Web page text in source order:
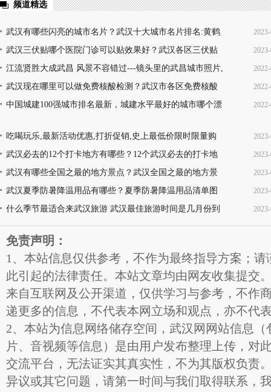
频道精选
武汉有哪些闪亮的城市名片？武汉十大城市名片排名:黄鹤
楼热干面无人不知无人不晓
武汉三伏贴哪个医院门诊可以贴效果好？武汉各区三伏贴
医院门诊名单地址(就诊时间+门诊地点+价格查询+预
江流贤胜大成武昌 风景不容错过---镜头里的武昌城市照片,
韵味十足又充满活力
武汉现在哪里可以做免费核酸检测？武汉市各区免费核酸
检测地点位置咨询电话及时间(部分24小时检测)
中国城建100强城市排名最新，城建水平最好的城市哪个漂
吃喝玩乐,最新活动优惠,打折促销,史上最低价限时限量购
买,天天更新,超省钱,快来抢购!
武汉必去的12个打卡地方有哪些？12个武汉必去的打卡地
地址推荐
武汉有哪些全国之最的地方景点？武汉全国之最的地方景
点名称介绍及图片大全欣赏
武汉夏季防暑降温用品有哪些？夏季防暑降温用品清单图
片
什么季节最适合来武汉旅游 武汉最佳旅游时间是几月份到
几月份
免责声明：
1、本站信息仅供参考，不作为最终指导方案；
此引起的法律责任。本站文章均由网友收集提交
来自互联网及公开渠道，仅供学习与参考，不作
递更多的信息，不代表本网立场和观点，亦不代
2、本站为信息网络储存空间，武汉网网站信息
片、音视频等信息）是由用户发布整理上传，对
交流平台，无法证实其真实性，不为其版权负责
异议或其它问题，请第一时间与我们取得联系，